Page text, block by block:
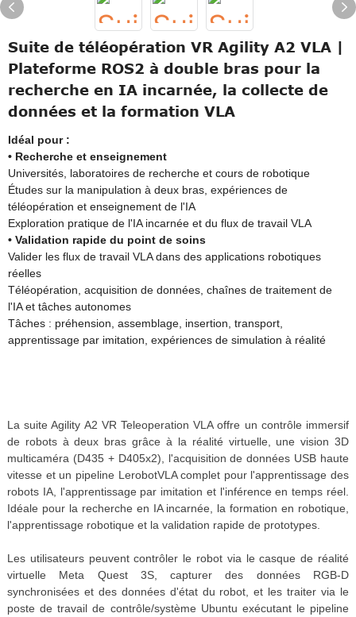
Suite de téléopération VR Agility A2 VLA |
Plateforme ROS2 à double bras pour la
recherche en IA incarnée, la collecte de
données et la formation VLA
Idéal pour :
• Recherche et enseignement
Universités, laboratoires de recherche et cours de robotique
Études sur la manipulation à deux bras, expériences de
téléopération et enseignement de l'IA
Exploration pratique de l'IA incarnée et du flux de travail VLA
• Validation rapide du point de soins
Valider les flux de travail VLA dans des applications robotiques
réelles
Téléopération, acquisition de données, chaînes de traitement de
l'IA et tâches autonomes
Tâches : préhension, assemblage, insertion, transport,
apprentissage par imitation, expériences de simulation à réalité
La suite Agility A2 VR Teleoperation VLA offre un contrôle immersif
de robots à deux bras grâce à la réalité virtuelle, une vision 3D
multicaméra (D435 + D405x2), l'acquisition de données USB haute
vitesse et un pipeline LerobotVLA complet pour l'apprentissage des
robots IA, l'apprentissage par imitation et l'inférence en temps réel.
Idéale pour la recherche en IA incarnée, la formation en robotique,
l'apprentissage robotique et la validation rapide de prototypes.
Les utilisateurs peuvent contrôler le robot via le casque de réalité
virtuelle Meta Quest 3S, capturer des données RGB-D
synchronisées et des données d'état du robot, et les traiter via le
poste de travail de contrôle/système Ubuntu exécutant le pipeline